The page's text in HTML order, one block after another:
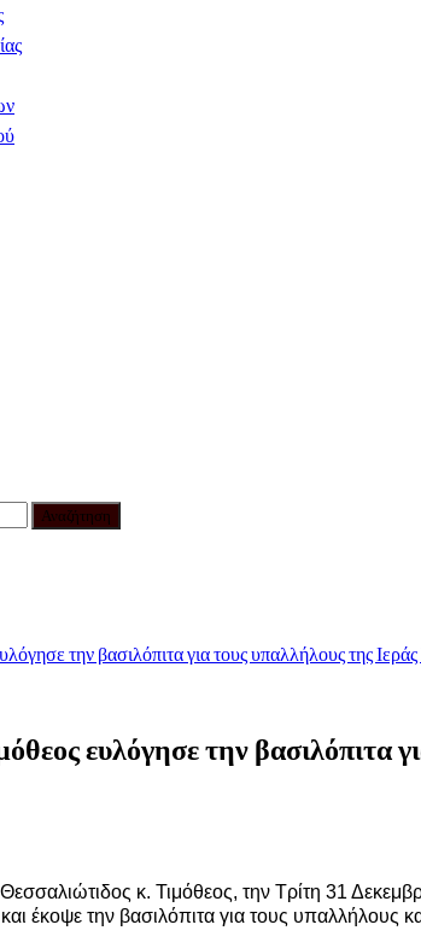
την βασιλόπιτα για τους υπαλλήλους της
ευλόγησε την βασιλόπιτα
κ. Τιμόθεος, την Τρίτη 31
έκοψε την βασιλόπιτα για τους